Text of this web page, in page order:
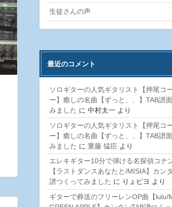
生徒さんの声
最近のコメント
ソロギターの人気ギタリスト【押尾コ
ー】癒しの名曲【ずっと、、】TAB譜
みました に中村太一 より
ソロギターの人気ギタリスト【押尾コ
ー】癒しの名曲【ずっと、、】TAB譜
みました に重藤 猛臣 より
エレキギター10分で弾ける名探偵コナ
【ラストダンスあなたと/MISIA】カン
譜つくってみました に りょピヨ より
ギターで葬送のフリーレンOP曲【lulu/